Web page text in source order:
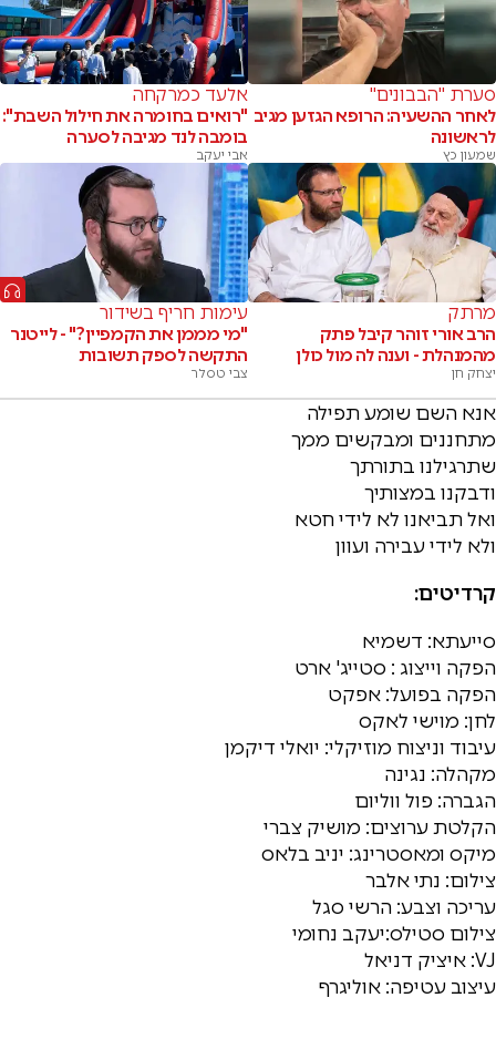
סערת "הבבונים"
לאחר ההשעיה: הרופא הגזען מגיב
לראשונה
שמעון כץ
אלעד כמרקחה
"רואים בחומרה את חילול השבת":
בומבה לנד מגיבה לסערה
אבי יעקב
מרתק
הרב אורי זוהר קיבל פתק
מהמנהלת - וענה לה מול כולן
יצחק חן
עימות חריף בשידור
"מי מממן את הקמפיין?" - לייטנר
התקשה לספק תשובות
צבי טסלר
אנא השם שומע תפילה
מתחננים ומבקשים ממך
שתרגילנו בתורתך
ודבקנו במצותיך
ואל תביאנו לא לידי חטא
ולא לידי עבירה ועוון
קרדיטים:
סייעתא: דשמיא
הפקה וייצוג : סטייג' ארט
הפקה בפועל: אפקט
לחן: מוישי לאקס
עיבוד וניצוח מוזיקלי: יואלי דיקמן
מקהלה: נגינה
הגברה: פול ווליום
הקלטת ערוצים: מושיק צברי
מיקס ומאסטרינג: יניב בלאס
צילום: נתי אלבר
עריכה וצבע: הרשי סגל
צילום סטילס:יעקב נחומי
VJ: איציק דניאל
עיצוב עטיפה: אוליגרף